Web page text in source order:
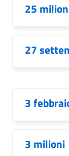
25
27
3
3 milioni